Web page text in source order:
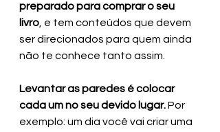
preparado para comprar o seu
livro , e tem conteúdos que devem
ser direcionados para quem ainda
não te conhece tanto assim.
Levantar as paredes é colocar
cada um no seu devido lugar. Por
exemplo: um dia você vai criar uma